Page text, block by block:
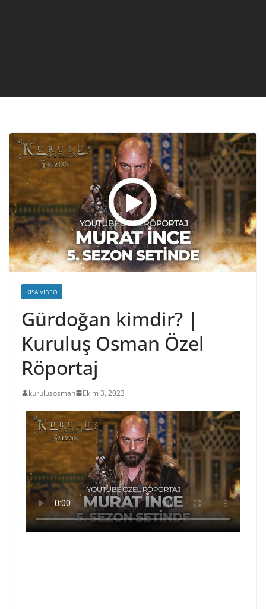
KISA VIDEO
Gürdoğan kimdir? |
Kuruluş Osman Özel
Röportaj
kurulusosman Ekim 3, 2023